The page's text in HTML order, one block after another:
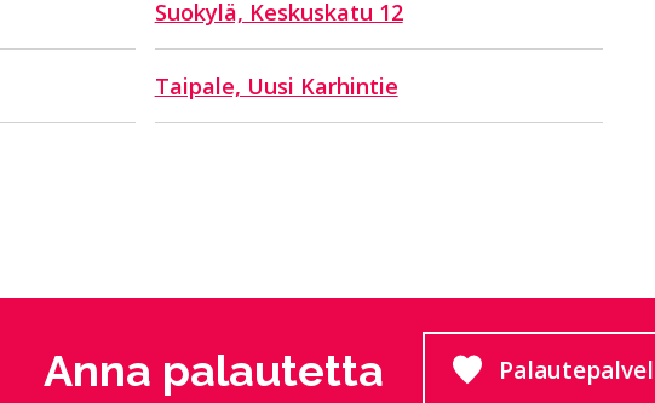
Suokylä, Keskuskatu 12
Taipale, Uusi Karhintie
Anna palautetta Siirtyy